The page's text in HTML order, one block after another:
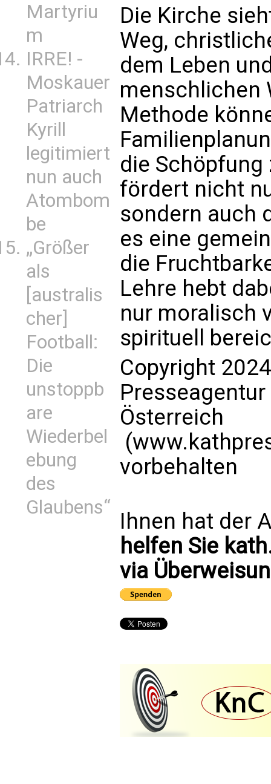
Martyriu
m
IRRE! -
Moskauer
Patriarch
Kyrill
legitimiert
nun auch
Atombom
be
„Größer
als
[australis
cher]
Football:
Die
unstoppb
are
Wiederbel
ebung
des
Glaubens“
Die Kirche
Weg,
dem Leben
menschlichen
Methode
die Schöpfung
fördert nicht
sondern auch
es eine
die
Lehre hebt
nur moralisch
spirituell
Copyright
Presseagentur
Österreich
vorbehalten
Ihnen hat der
helfen Sie
via